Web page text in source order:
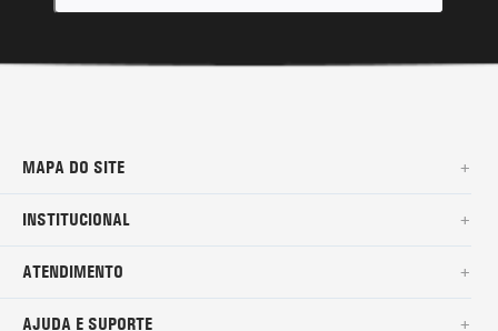
MAPA DO SITE +
SURF
INSTITUCIONAL +
SOBRE NÓS
ATENDIMENTO +
(11)2010-1028
AJUDA E SUPORTE +